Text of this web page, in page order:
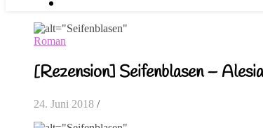
Roman
[Rezension] Seifenblasen –
24. Juni 2018 /